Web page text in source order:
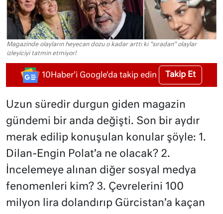
Magazinde olayların heyecan dozu o kadar arttı ki "sıradan" olaylar
izleyiciyi tatmin etmiyor!
10Haber'i Google'da takip edin Takip Et
Uzun süredir durgun giden magazin
gündemi bir anda değişti. Son bir aydır
merak edilip konuşulan konular şöyle: 1.
Dilan-Engin Polat’a ne olacak? 2.
İncelemeye alınan diğer sosyal medya
fenomenleri kim? 3. Çevrelerini 100
milyon lira dolandırıp Gürcistan’a kaçan